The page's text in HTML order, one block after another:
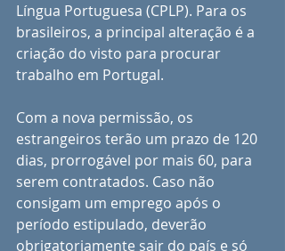
Língua Portuguesa (CPLP). Para os
brasileiros, a principal alteração é a
criação do visto para procurar
trabalho em Portugal.
Com a nova permissão, os
estrangeiros terão um prazo de 120
dias, prorrogável por mais 60, para
serem contratados. Caso não
consigam um emprego após o
período estipulado, deverão
obrigatoriamente sair do país e só